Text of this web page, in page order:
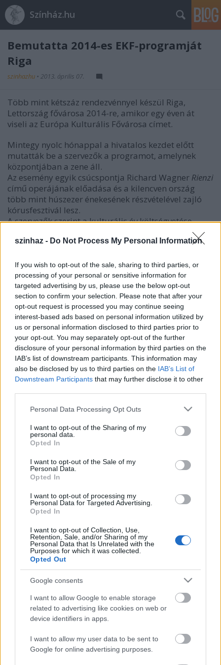
szinhaz - Do Not Process My Personal Information
If you wish to opt-out of the sale, sharing to third parties, or
processing of your personal or sensitive information for
targeted advertising by us, please use the below opt-out
section to confirm your selection. Please note that after your
opt-out request is processed you may continue seeing
interest-based ads based on personal information utilized by
us or personal information disclosed to third parties prior to
your opt-out. You may separately opt-out of the further
disclosure of your personal information by third parties on the
IAB’s list of downstream participants. This information may
also be disclosed by us to third parties on the IAB’s List of
Downstream Participants that may further disclose it to other
Please note that this website/app uses one or more Google
not limited to your visit or usage behaviour. You may click to
grant or deny consent to Google and its third-party tags to
use your data for below specified purposes in below Google
consent section.
Personal Data Processing Opt Outs
I want to opt-out of the Sharing of my
personal data.
Opted In
I want to opt-out of the Sale of my
Personal Data.
Opted In
I want to opt-out of processing my
Personal Data for Targeted Advertising.
Opted In
I want to opt-out of Collection, Use,
Retention, Sale, and/or Sharing of my
Personal Data that Is Unrelated with the
Purposes for which it was collected.
Opted Out
Google consents
I want to allow Google to enable storage
related to advertising like cookies on web or
device identifiers in apps.
I want to allow my user data to be sent to
Google for online advertising purposes.
Színház.hu
Bemutatta 2014-es EKF-programját
Riga
szinhazhu • 2013. április 07.
Több mint kétszáz rendezvénnyel készül Riga,
Lettország fővárosa 2014-re, amikor egy éven át
viseli az Európa Kulturális Fővárosa címet.
Mintegy nyolc hónappal a hivatalos kezdet előtt
mutatták be a szervezők a programot, amelynek
központjában a zene áll.
Az esemény egyik csúcspontja Richard Wagner Rienzi
című operájának előadása és a kilencven ország
több mint húszezer énekesének részvételével zajló
kórusfesztivál lesz.
A szervezők szerint a kulturális év költségvetése
balti országok közül megkapta a címet. 2011-ben az
volt kulturális főváros. Az első kulturális főváros Athén volt, azóta
Európa-szerte több mint 40 város viselte a címet, köztük
A programot itt elérheti.
Forrás: MTI
Ajánlott bejegyzések:
Indul az e-Trafó online programsorozat